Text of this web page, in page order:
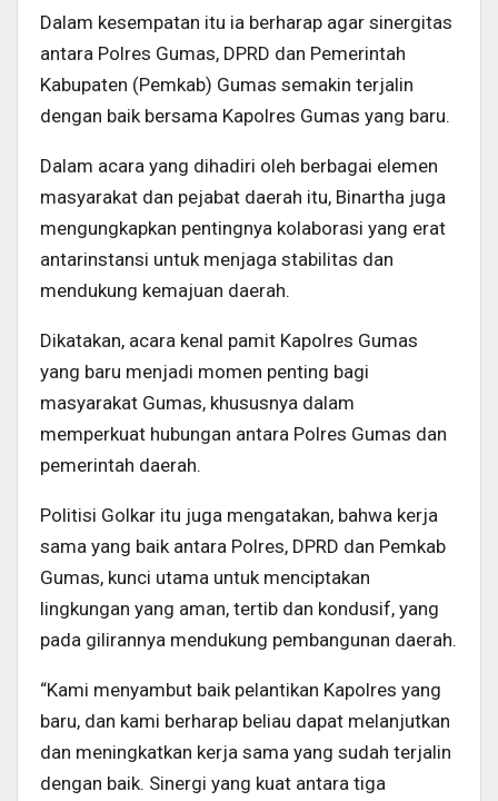
Dalam kesempatan itu ia berharap agar sinergitas
antara Polres Gumas, DPRD dan Pemerintah
Kabupaten (Pemkab) Gumas semakin terjalin
dengan baik bersama Kapolres Gumas yang baru.
Dalam acara yang dihadiri oleh berbagai elemen
masyarakat dan pejabat daerah itu, Binartha juga
mengungkapkan pentingnya kolaborasi yang erat
antarinstansi untuk menjaga stabilitas dan
mendukung kemajuan daerah.
Dikatakan, acara kenal pamit Kapolres Gumas
yang baru menjadi momen penting bagi
masyarakat Gumas, khususnya dalam
memperkuat hubungan antara Polres Gumas dan
pemerintah daerah.
Politisi Golkar itu juga mengatakan, bahwa kerja
sama yang baik antara Polres, DPRD dan Pemkab
Gumas, kunci utama untuk menciptakan
lingkungan yang aman, tertib dan kondusif, yang
pada gilirannya mendukung pembangunan daerah.
“Kami menyambut baik pelantikan Kapolres yang
baru, dan kami berharap beliau dapat melanjutkan
dan meningkatkan kerja sama yang sudah terjalin
dengan baik. Sinergi yang kuat antara tiga